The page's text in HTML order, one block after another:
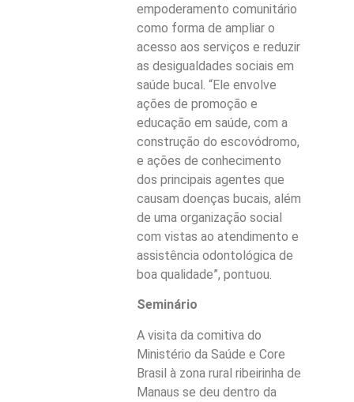
empoderamento comunitário
como forma de ampliar o
acesso aos serviços e reduzir
as desigualdades sociais em
saúde bucal. “Ele envolve
ações de promoção e
educação em saúde, com a
construção do escovódromo,
e ações de conhecimento
dos principais agentes que
causam doenças bucais, além
de uma organização social
com vistas ao atendimento e
assistência odontológica de
boa qualidade”, pontuou.
Seminário
A visita da comitiva do
Ministério da Saúde e Core
Brasil à zona rural ribeirinha de
Manaus se deu dentro da